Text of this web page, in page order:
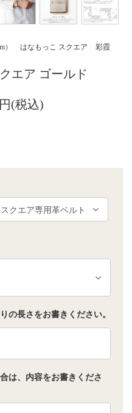
はなもっこ スクエア 彩霞
エア ゴールド
(税込)
の長さをお書きください。
は、内容をお書きくださ